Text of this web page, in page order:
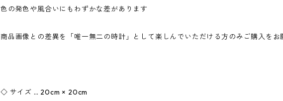
色の発色や風合いにもわずかな差があります
商品画像との差異を「唯一無二の時計」として楽しんでいただける方のみご購入をお
◇ サイズ … 20cm × 20cm